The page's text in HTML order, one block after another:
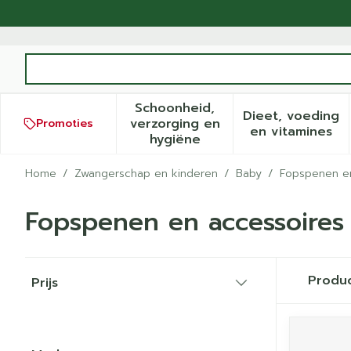
Promoties
Schoonheid,
verzorging en
hygiëneToon submenu voor
Dieet, voeding
en vitamines
Toon
Home / Zwangerschap en kinderen / Baby / Fopspenen
Fopspenen en accessoires
Prijs